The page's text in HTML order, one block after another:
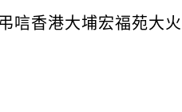
唁香港大埔宏福苑大